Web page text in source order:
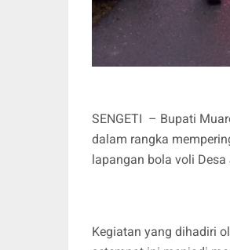
SENGETI – Bupati
dalam rangka
lapangan bola voli
Kegiatan yang dihadiri